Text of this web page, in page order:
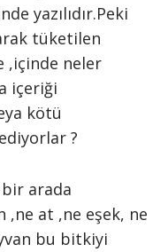
yazılıdır.Peki
tüketilen
,içinde neler
içeriği
kötü
?
arada
,ne at ,ne eşek, ne
bu bitkiyi